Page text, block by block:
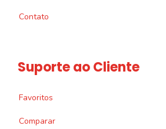
Contato
Suporte ao Cliente
Favoritos
Comparar